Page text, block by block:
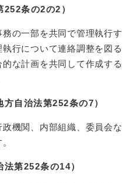
252条の2の2）
の一部を共同で管理執行す
行について連絡調整を図る
な計画を共同して作成する
方自治法第252条の7）
機関、内部組織、委員会な
法第252条の14）